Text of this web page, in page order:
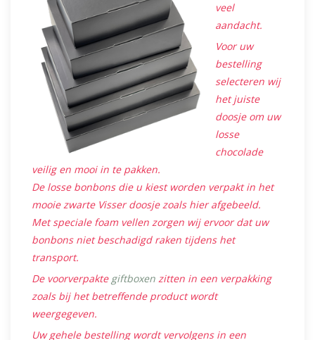
veel
aandacht.
Voor uw
bestelling
selecteren wij
het juiste
doosje om uw
losse
chocolade
veilig en mooi in te pakken.
De losse bonbons die u kiest worden verpakt in het
mooie zwarte Visser doosje zoals hier afgebeeld.
Met speciale foam vellen zorgen wij ervoor dat uw
bonbons niet beschadigd raken tijdens het
transport.
De voorverpakte giftboxen zitten in een verpakking
zoals bij het betreffende product wordt
weergegeven.
Uw gehele bestelling wordt vervolgens in een